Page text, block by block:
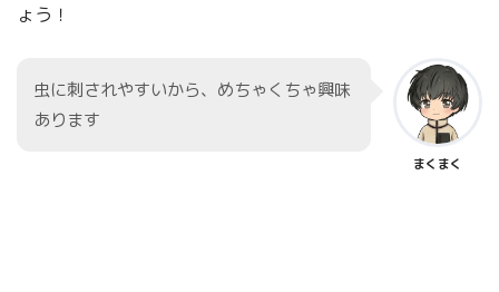
ょう！
虫に刺されやすいから、めちゃくちゃ興味
あります
まくまく